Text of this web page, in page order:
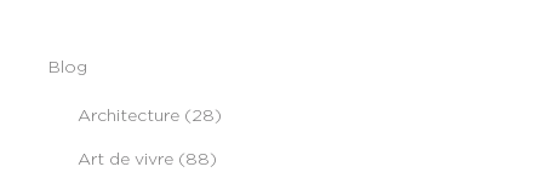
Blog
Architecture (28)
Art de vivre (88)